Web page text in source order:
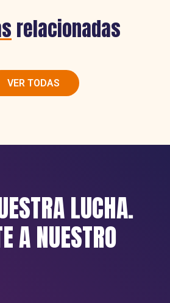
relacionadas
VER TODAS
LUCHA.
A NUESTRO